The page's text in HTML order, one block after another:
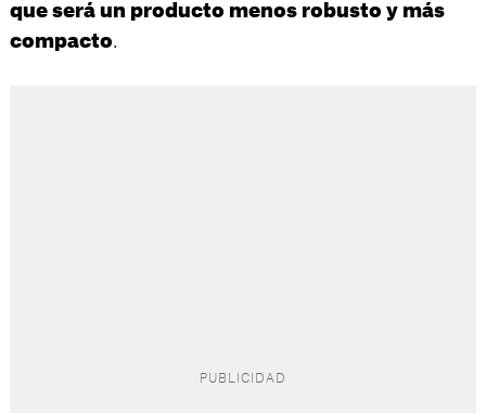
que será un producto menos robusto y más
compacto.